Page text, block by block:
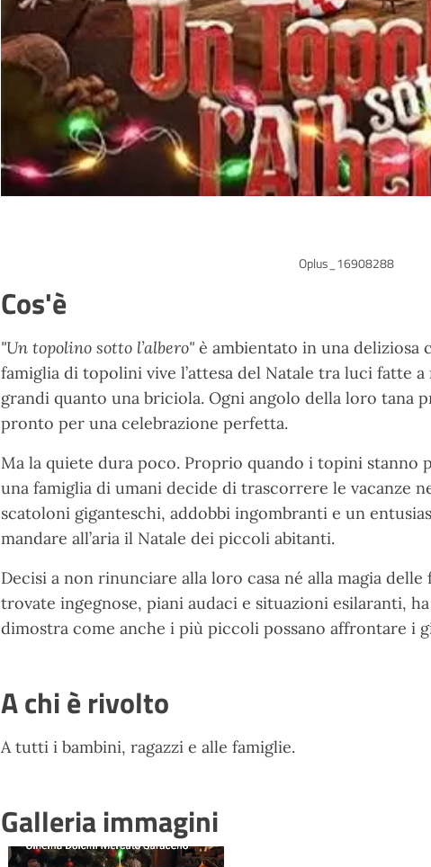
Oplus_16908288
Cos'è
"Un topolino sotto l’albero" è ambientato in una deliziosa
famiglia di topolini vive l’attesa del Natale tra luci fatte
grandi quanto una briciola. Ogni angolo della loro tana
pronto per una celebrazione perfetta.
Ma la quiete dura poco. Proprio quando i topini stanno
una famiglia di umani decide di trascorrere le vacanze
scatoloni giganteschi, addobbi ingombranti e un
mandare all’aria il Natale dei piccoli abitanti.
Decisi a non rinunciare alla loro casa né alla magia
trovate ingegnose, piani audaci e situazioni esilaranti,
dimostra come anche i più piccoli possano affrontare i
A chi è rivolto
A tutti i bambini, ragazzi e alle famiglie.
Galleria immagini